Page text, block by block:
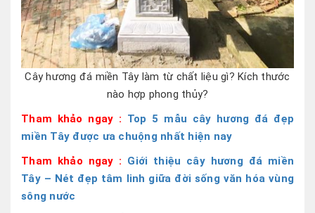
Cây hương đá miền Tây làm từ chất liệu gì? Kích thước
nào hợp phong thủy?
Tham khảo ngay : Top 5 mẫu cây hương đá đẹp
miền Tây được ưa chuộng nhất hiện nay
Tham khảo ngay : Giới thiệu cây hương đá miền
Tây – Nét đẹp tâm linh giữa đời sống văn hóa vùng
sông nước